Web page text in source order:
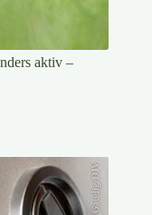
aktiv –
Gaudig/DJV